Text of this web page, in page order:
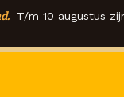
T/m 10 augustus